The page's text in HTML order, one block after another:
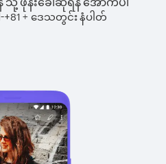
+81+ ဒေသတွင်း နံပါတ်